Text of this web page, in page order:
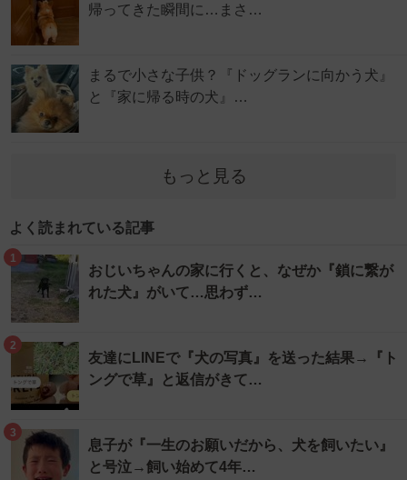
帰ってきた瞬間に…まさ…
まるで小さな子供？『ドッグランに向かう犬』
と『家に帰る時の犬』…
もっと見る
よく読まれている記事
1
おじいちゃんの家に行くと、なぜか『鎖に繋が
れた犬』がいて…思わず…
2
友達にLINEで『犬の写真』を送った結果→『ト
ングで草』と返信がきて…
3
息子が『一生のお願いだから、犬を飼いたい』
と号泣→飼い始めて4年…